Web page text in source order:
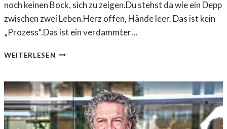
noch keinen Bock, sich zu zeigen.Du stehst da wie ein Depp
zwischen zwei Leben.Herz offen, Hände leer. Das ist kein
„Prozess“.Das ist ein verdammter…
WEITERLESEN
E
D
E
R